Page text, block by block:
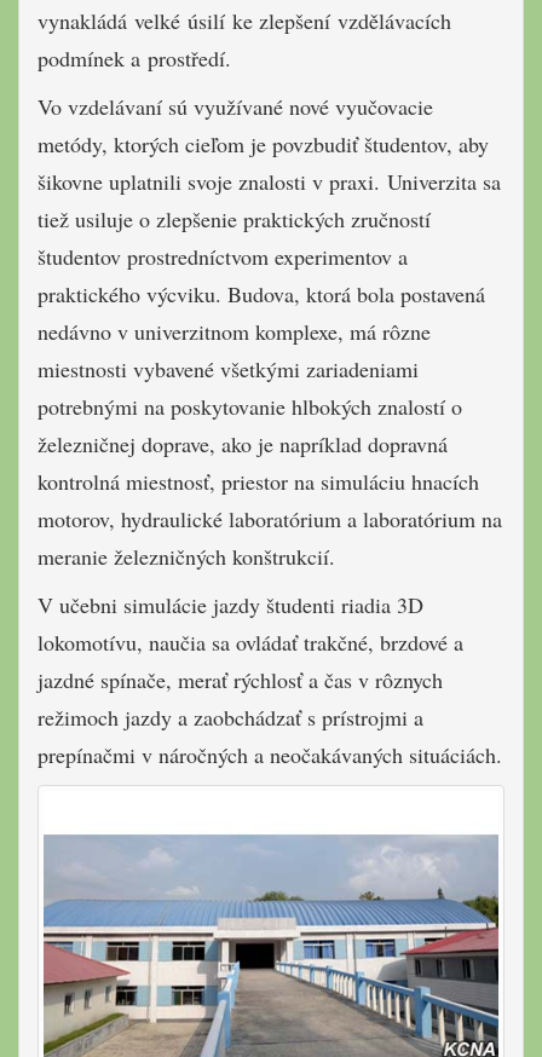
vynakládá velké úsilí ke zlepšení vzdělávacích
podmínek a prostředí.
Vo vzdelávaní sú využívané nové vyučovacie
metódy, ktorých cieľom je povzbudiť študentov, aby
šikovne uplatnili svoje znalosti v praxi. Univerzita sa
tiež usiluje o zlepšenie praktických zručností
študentov prostredníctvom experimentov a
praktického výcviku. Budova, ktorá bola postavená
nedávno v univerzitnom komplexe, má rôzne
miestnosti vybavené všetkými zariadeniami
potrebnými na poskytovanie hlbokých znalostí o
železničnej doprave, ako je napríklad dopravná
kontrolná miestnosť, priestor na simuláciu hnacích
motorov, hydraulické laboratórium a laboratórium na
meranie železničných konštrukcií.
V učebni simulácie jazdy študenti riadia 3D
lokomotívu, naučia sa ovládať trakčné, brzdové a
jazdné spínače, merať rýchlosť a čas v rôznych
režimoch jazdy a zaobchádzať s prístrojmi a
prepínačmi v náročných a neočakávaných situáciách.